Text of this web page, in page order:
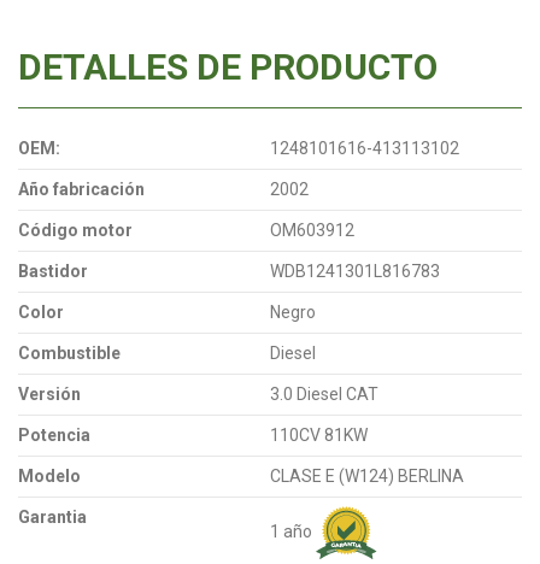
DETALLES DE PRODUCTO
OEM: 1248101616-413113102
Año fabricación 2002
Código motor OM603912
Bastidor WDB1241301L816783
Color Negro
Combustible Diesel
Versión 3.0 Diesel CAT
Potencia 110CV 81KW
Modelo CLASE E (W124) BERLINA
Garantia
1 año